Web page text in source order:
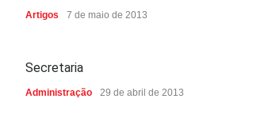
Artigos 7 de maio de 2013
Secretaria
Administração 29 de abril de 2013